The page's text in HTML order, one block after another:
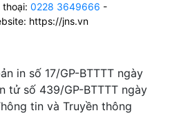
0228 3649666 -
https://jns.vn
in số 17/GP-BTTTT ngày
tử số 439/GP-BTTTT ngày
tin và Truyền thông